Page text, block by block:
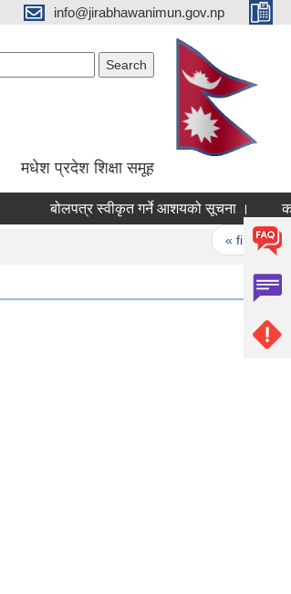
info@jirabhawanimun.gov.np
मधेश प्रदेश शिक्षा समूह
बोलपत्र स्वीकृत गर्ने आशयको सूचना ।
« first ‹